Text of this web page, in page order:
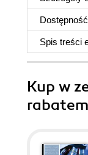
Spis treści
Kup w
rabatem